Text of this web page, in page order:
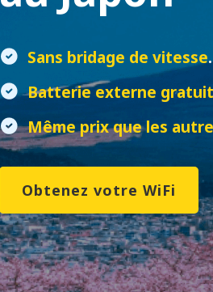
Sans bridage de vitesse
Batterie externe
Même prix que les
Obtenez votre WiFi